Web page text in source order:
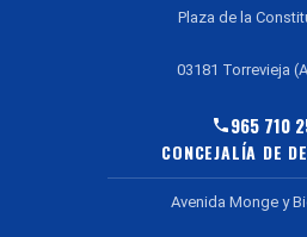
Plaza de la
03181 Torrevieja
965 710
CONCEJALÍA DE
Avenida Monge y